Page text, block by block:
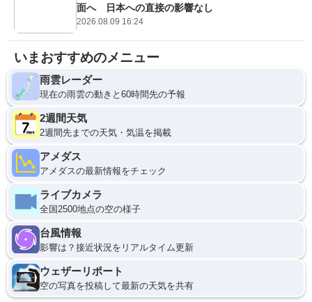
面へ 日本への直接の影響なし
2026.08.09 16:24
いまおすすめのメニュー
雨雲レーダー
現在の雨雲の動きと60時間先の予報
2週間天気
2週間先までの天気・気温を掲載
アメダス
アメダスの最新情報をチェック
ライブカメラ
全国2500地点の空の様子
台風情報
影響は？接近状況をリアルタイム更新
ウェザーリポート
空の写真を投稿して最新の天気を共有